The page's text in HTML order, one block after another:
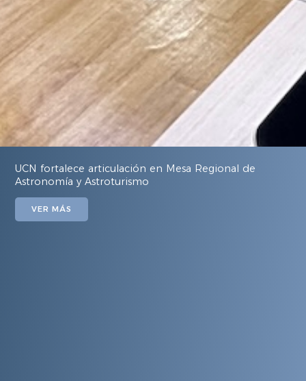
UCN fortalece articulación en Mesa Regional de
Astronomía y Astroturismo
VER MÁS